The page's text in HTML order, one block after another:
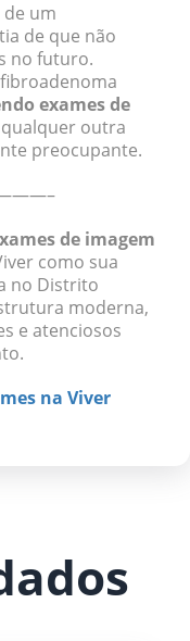
um
de que não
no futuro.
exames de
outra
preocupante.
de imagem
como sua
no Distrito
moderna,
e atenciosos
na Viver